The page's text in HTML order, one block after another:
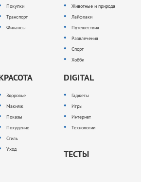
Покупки
Транспорт
Финансы
Животные и природа
Лайфхаки
Путешествия
Развлечения
Спорт
Хобби
Здоровье
Макияж
Показы
Похудение
Стиль
Уход
DIGITAL
Гаджеты
Игры
Интернет
Технологии
ТЕСТЫ